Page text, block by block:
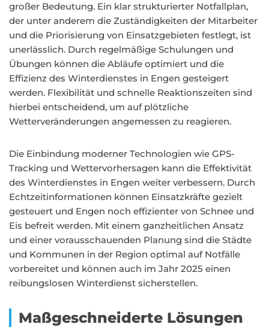
großer Bedeutung. Ein klar strukturierter Notfallplan,
der unter anderem die Zuständigkeiten der Mitarbeiter
und die Priorisierung von Einsatzgebieten festlegt, ist
unerlässlich. Durch regelmäßige Schulungen und
Übungen können die Abläufe optimiert und die
Effizienz des Winterdienstes in Engen gesteigert
werden. Flexibilität und schnelle Reaktionszeiten sind
hierbei entscheidend, um auf plötzliche
Wetterveränderungen angemessen zu reagieren.
Die Einbindung moderner Technologien wie GPS-
Tracking und Wettervorhersagen kann die Effektivität
des Winterdienstes in Engen weiter verbessern. Durch
Echtzeitinformationen können Einsatzkräfte gezielt
gesteuert und Engen noch effizienter von Schnee und
Eis befreit werden. Mit einem ganzheitlichen Ansatz
und einer vorausschauenden Planung sind die Städte
und Kommunen in der Region optimal auf Notfälle
vorbereitet und können auch im Jahr 2025 einen
reibungslosen Winterdienst sicherstellen.
Maßgeschneiderte Lösungen